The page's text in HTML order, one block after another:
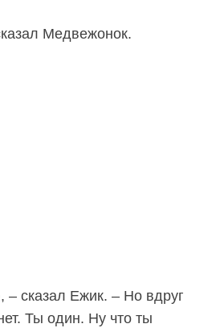
Медвежонок.
сказал Ежик. – Но вдруг
Ты один. Ну что ты